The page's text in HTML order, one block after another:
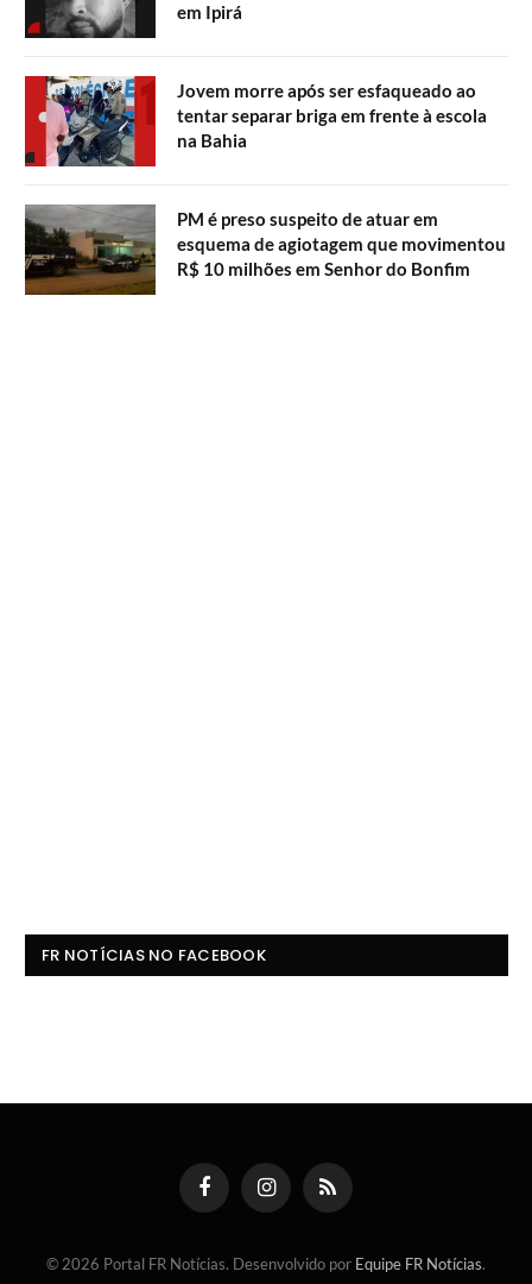
em Ipirá
Jovem morre após ser esfaqueado ao
tentar separar briga em frente à escola
na Bahia
PM é preso suspeito de atuar em
esquema de agiotagem que movimentou
R$ 10 milhões em Senhor do Bonfim
FR NOTÍCIAS NO FACEBOOK
FacebookInstagramRSS
© 2026 Portal FR Notícias. Desenvolvido por Equipe FR Notícias.